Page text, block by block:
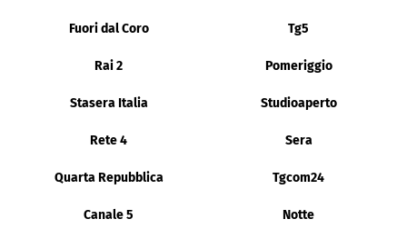
Fuori dal Coro Tg5
Rai 2 Pomeriggio
Stasera Italia Studioaperto
Rete 4 Sera
Quarta Repubblica Tgcom24
Canale 5 Notte